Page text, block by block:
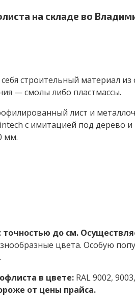
на складе во
строительный материал
— смолы либо пластмассы.
лист и
с имитацией под дерево
мм.
до см.
цвета. Особую
в цвете: RAL 9002,
от цены прайса.